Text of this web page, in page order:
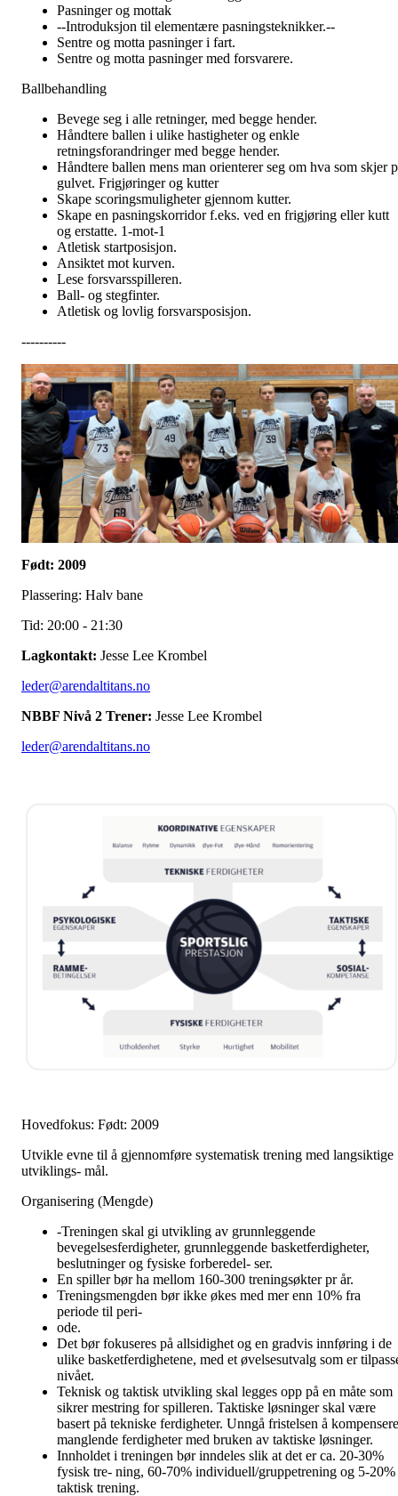
Pasninger og mottak
--Introduksjon til elementære pasningsteknikker.--
Sentre og motta pasninger i fart.
Sentre og motta pasninger med forsvarere.
Ballbehandling
Bevege seg i alle retninger, med begge hender.
Håndtere ballen i ulike hastigheter og enkle
retningsforandringer med begge hender.
Håndtere ballen mens man orienterer seg om hva som skjer
gulvet. Frigjøringer og kutter
Skape scoringsmuligheter gjennom kutter.
Skape en pasningskorridor f.eks. ved en frigjøring eller kutt
og erstatte. 1-mot-1
Atletisk startposisjon.
Ansiktet mot kurven.
Lese forsvarsspilleren.
Ball- og stegfinter.
Atletisk og lovlig forsvarsposisjon.
----------
Født: 2009
Plassering: Halv bane
Tid: 20:00 - 21:30
Lagkontakt: Jesse Lee Krombel
leder@arendaltitans.no
NBBF Nivå 2 Trener: Jesse Lee Krombel
leder@arendaltitans.no
Hovedfokus: Født: 2009
Utvikle evne til å gjennomføre systematisk trening med langsiktige
utviklings- mål.
Organisering (Mengde)
-Treningen skal gi utvikling av grunnleggende
bevegelsesferdigheter, grunnleggende basketferdigheter,
beslutninger og fysiske forberedel- ser.
En spiller bør ha mellom 160-300 treningsøkter pr år.
Treningsmengden bør ikke økes med mer enn 10% fra
periode til peri-
ode.
Det bør fokuseres på allsidighet og en gradvis innføring i de
ulike basketferdighetene, med et øvelsesutvalg som er
nivået.
Teknisk og taktisk utvikling skal legges opp på en måte som
sikrer mestring for spilleren. Taktiske løsninger skal være
basert på tekniske ferdigheter. Unngå fristelsen å kompensere
manglende ferdigheter med bruken av taktiske løsninger.
Innholdet i treningen bør inndeles slik at det er ca. 20-30%
fysisk tre- ning, 60-70% individuell/gruppetrening og 5-20%
taktisk trening.